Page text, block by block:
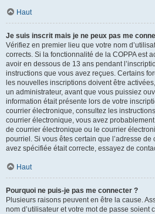
Haut
Je suis inscrit mais je ne peux pas me
Vérifiez en premier lieu que votre nom
corrects. Si la fonctionnalité de la COPPA est
avoir en dessous de 13 ans pendant
instructions que vous avez reçues. Certains
les nouvelles inscriptions doivent être
un administrateur, avant que vous puissiez
information était présente lors de votre
courrier électronique, consultez les
courrier électronique, vous avez
de courrier électronique ou le courrier
pourriel. Si vous êtes certain que l’adresse
avez spécifiée était correcte, essayez de
Haut
Pourquoi ne puis-je pas me connecter ?
Plusieurs raisons peuvent en être la cause.
nom d’utilisateur et votre mot de passe soient